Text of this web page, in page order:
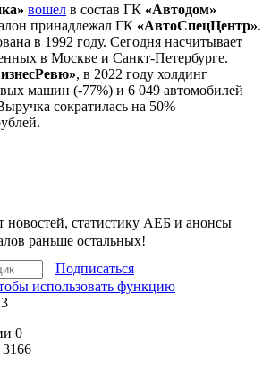
вошел в состав ГК «Автодом»
принадлежал ГК «АвтоСпецЦентр».
в 1992 году. Сегодня насчитывает
в Москве и Санкт-Петербурге.
, в 2022 году холдинг
машин (-77%) и 6 049 автомобилей
сократилась на 50% –
новостей, статистику АЕБ и анонсы
раньше остальных!
Подписаться
0
3166